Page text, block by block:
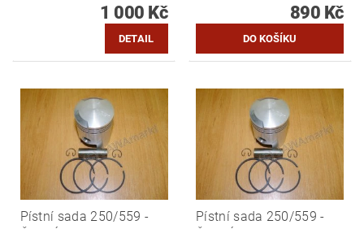
1 000 Kč
DETAIL
890 Kč
Pístní sada 250/559 -
Pístní sada 250/559 -